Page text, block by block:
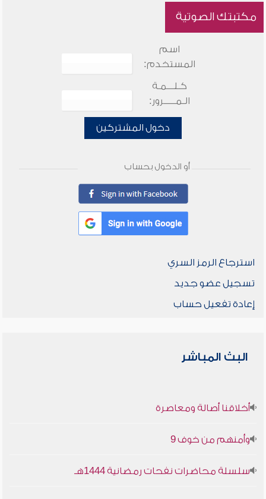
مكتبتك الصوتية
اسم
المستخدم:
كـلـــمـة
الـمـــــرور:
دخول المشتركين
أو الدخول بحساب
استرجاع الرمز السري
تسجيل عضو جديد
إعادة تفعيل حساب
البث المباشر
أخلاقنا أصالة ومعاصرة
وأمنهم من خوف 9
سلسلة محاضرات نفحات رمضانية 1444هـ